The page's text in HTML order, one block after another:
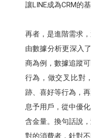
讓LINE成為CRM的基
再者，是進階需求
由數據分析更深入
商為例，數據追蹤
行為，做交叉比對
跡、喜好等行為，
息予用戶，從中優
含金量。換句話說
對的消費者，針對